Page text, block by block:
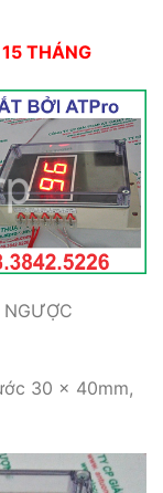
THÁNG
30 x 40mm,